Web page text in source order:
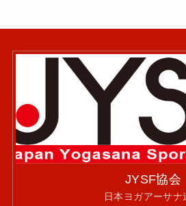
JYSF協会
日本ヨガアーサナ